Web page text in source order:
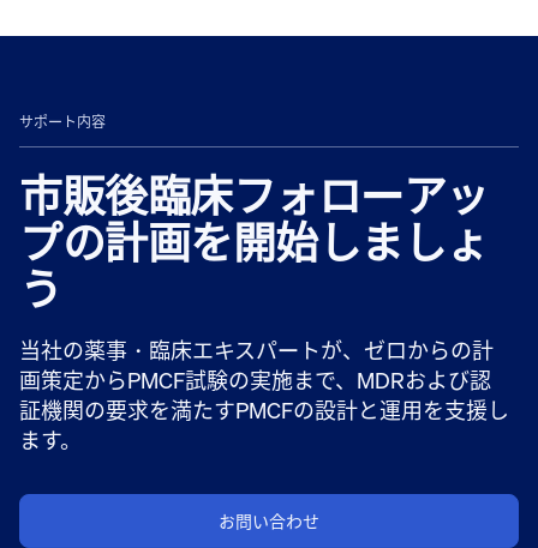
サポート内容
市販後臨床フォローアッ
プの計画を開始しましょ
う
当社の薬事・臨床エキスパートが、ゼロからの計
画策定からPMCF試験の実施まで、MDRおよび認
証機関の要求を満たすPMCFの設計と運用を支援し
ます。
お問い合わせ